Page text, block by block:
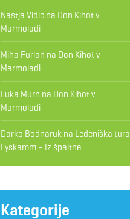
Nastja Vidicna Don Kihot v
Marmoladi
Miha Furlan na Don Kihot v
Marmoladi
Luka Murn na Don Kihot v
Marmoladi
Darko Bodnarukna Ledeniška tura
Lyskamm – Iz špaltne
Kategorije